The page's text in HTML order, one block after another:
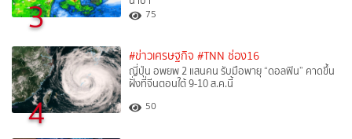
3 75
4
#ข่าวเศรษฐกิจ #TNN ช่อง16
ญี่ปุ่น อพยพ 2 แสนคน รับมือพายุ “ดอลฟิน” คาดขึ้น
ฝั่งที่จีนตอนใต้ 9-10 ส.ค.นี้
50